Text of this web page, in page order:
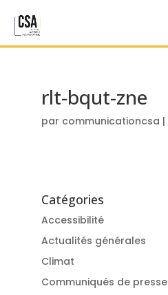
rlt-bqut-zne
par communicationcsa |
Catégories
Accessibilité
Actualités générales
Climat
Communiqués de presse